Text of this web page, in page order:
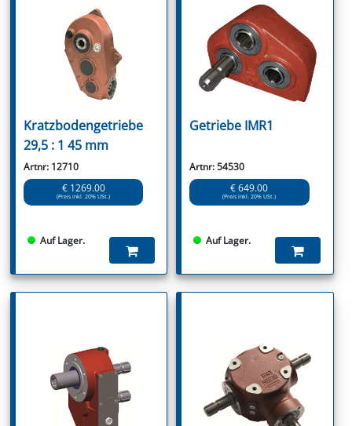
Kratzbodengetriebe
29,5 : 1 45 mm
Artnr: 12710
€ 1269.00
(Preis inkl. 20% USt.)
Auf Lager.
Getriebe IMR1
Artnr: 54530
€ 649.00
(Preis inkl. 20% USt.)
Auf Lager.